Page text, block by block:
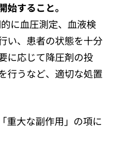
始すること。
に血圧測定、血液検
い、患者の状態を十分
に応じて降圧剤の投
行うなど、適切な処置
重大な副作用」の項に